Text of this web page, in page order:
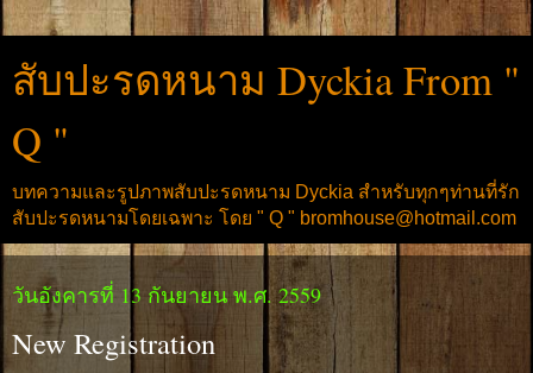
สับปะรดหนาม Dyckia From "
Q "
บทความและรูปภาพสับปะรดหนาม Dyckia สำหรับทุกๆท่านที่รัก
สับปะรดหนามโดยเฉพาะ โดย " Q " bromhouse@hotmail.com
วันอังคารที่ 13 กันยายน พ.ศ. 2559
New Registration